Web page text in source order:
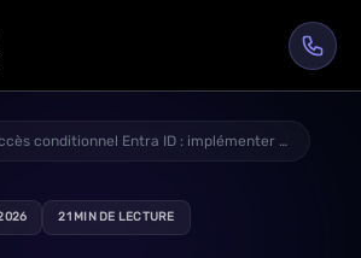
Accès conditionnel Entra ID : implémenter le Zero Trust dans votre PME en 2026
21 MIN DE LECTURE